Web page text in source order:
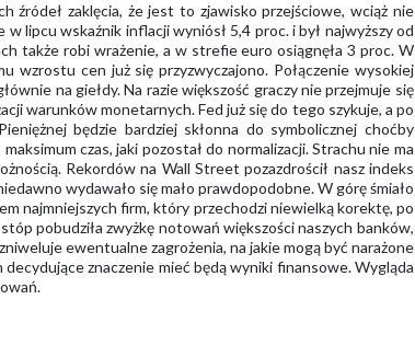
źródeł zaklęcia, że jest to zjawisko przejściowe, wciąż nie
lipcu wskaźnik inflacji wyniósł 5,4 proc. i był najwyższy od
także robi wrażenie, a w strefie euro osiągnęła 3 proc. W
wzrostu cen już się przyzwyczajono. Połączenie wysokiej
na giełdy. Na razie większość graczy nie przejmuje się
warunków monetarnych. Fed już się do tego szykuje, a po
będzie bardziej skłonna do symbolicznej choćby
czas, jaki pozostał do normalizacji. Strachu nie ma
Rekordów na Wall Street pozazdrościł nasz indeks
wydawało się mało prawdopodobne. W górę śmiało
najmniejszych firm, który przechodzi niewielką korektę, po
pobudziła zwyżkę notowań większości naszych banków,
ewentualne zagrożenia, na jakie mogą być narażone
znaczenie mieć będą wyniki finansowe. Wygląda